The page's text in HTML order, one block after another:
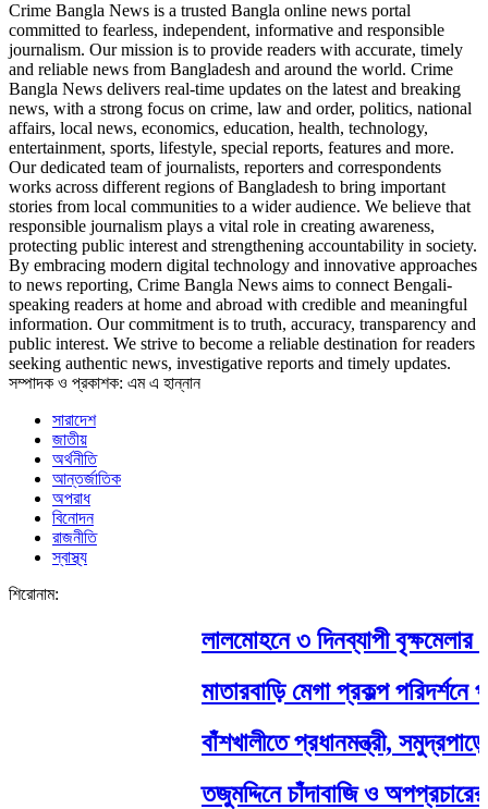
Crime Bangla News is a trusted Bangla online news portal
committed to fearless, independent, informative and responsible
journalism. Our mission is to provide readers with accurate, timely
and reliable news from Bangladesh and around the world. Crime
Bangla News delivers real-time updates on the latest and breaking
news, with a strong focus on crime, law and order, politics, national
affairs, local news, economics, education, health, technology,
entertainment, sports, lifestyle, special reports, features and more.
Our dedicated team of journalists, reporters and correspondents
works across different regions of Bangladesh to bring important
stories from local communities to a wider audience. We believe that
responsible journalism plays a vital role in creating awareness,
protecting public interest and strengthening accountability in society.
By embracing modern digital technology and innovative approaches
to news reporting, Crime Bangla News aims to connect Bengali-
speaking readers at home and abroad with credible and meaningful
information. Our commitment is to truth, accuracy, transparency and
public interest. We strive to become a reliable destination for readers
seeking authentic news, investigative reports and timely updates.
সম্পাদক ও প্রকাশক: এম এ হান্নান
সারাদেশ
জাতীয়
অর্থনীতি
আন্তর্জাতিক
অপরাধ
বিনোদন
রাজনীতি
স্বাস্থ্য
শিরোনাম:
লালমোহনে ৩ দিনব্যাপী বৃক্ষমেলার
মাতারবাড়ি মেগা প্রকল্প পরিদর্শনে
বাঁশখালীতে প্রধানমন্ত্রী,
তজুমদ্দিনে চাঁদাবাজি ও